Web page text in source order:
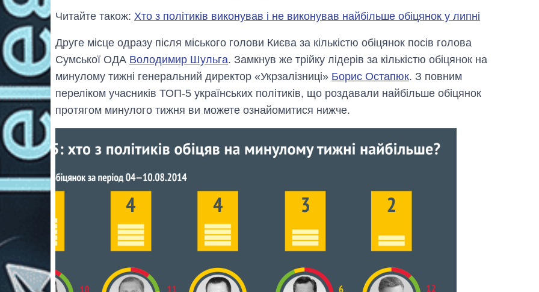
Читайте також: Хто з політиків виконував і не виконував найбільше обіцянок у липні
Друге місце одразу після міського голови Києва за кількістю обіцянок посів голова
Сумської ОДА Володимир Шульга. Замкнув же трійку лідерів за кількістю обіцянок на
минулому тижні генеральний директор «Укрзалізниці» Борис Остапюк. З повним
переліком учасників ТОП-5 українських політиків, що роздавали найбільше обіцянок
протягом минулого тижня ви можете ознайомитися нижче.